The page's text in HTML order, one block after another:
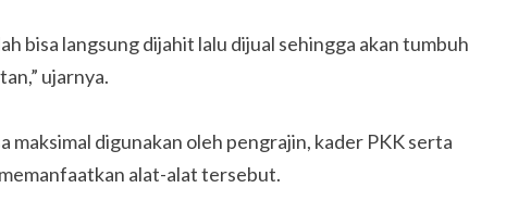
bisa langsung dijahit lalu dijual sehingga akan tumbuh
ujarnya.
maksimal digunakan oleh pengrajin, kader PKK serta
alat-alat tersebut.